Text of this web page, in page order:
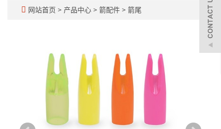
网站首页 > 产品中心 > 箭配件 > 箭尾